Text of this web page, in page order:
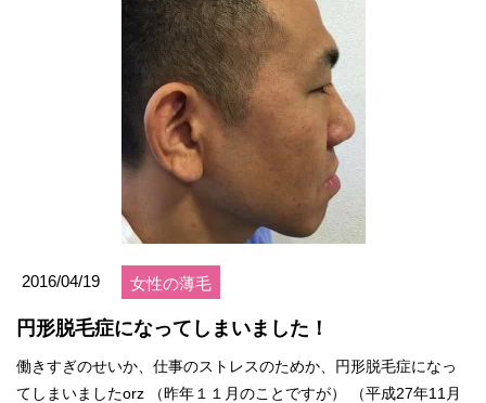
2016/04/19 女性の薄毛
円形脱毛症になってしまいました！
働きすぎのせいか、仕事のストレスのためか、円形脱毛症になっ
てしまいましたorz （昨年１１月のことですが） （平成27年11月